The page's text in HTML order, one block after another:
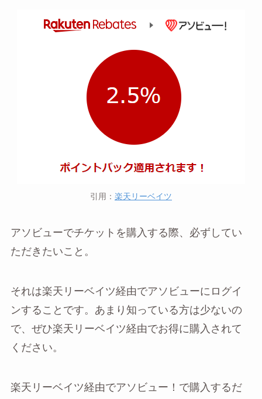
引用： 楽天リーベイツ
アソビューでチケットを購入する際、必ずしてい
ただきたいこと。
それは楽天リーベイツ経由でアソビューにログイ
ンすることです。あまり知っている方は少ないの
で、ぜひ楽天リーベイツ経由でお得に購入されて
ください。
楽天リーベイツ経由でアソビュー！で購入するだ